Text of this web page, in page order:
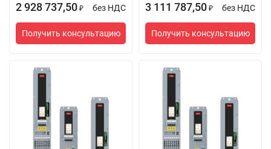
2 928 737,50 ₽ без НДС
Получить консультацию
3 111 787,50 ₽ без НДС
Получить консультацию